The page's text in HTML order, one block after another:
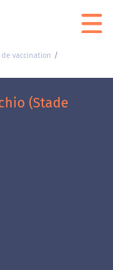
de vaccination
(Stade